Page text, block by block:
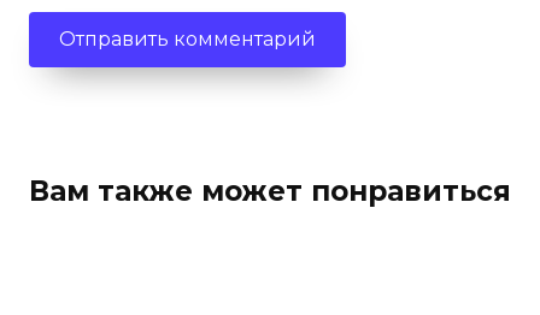
Вам также может понравиться